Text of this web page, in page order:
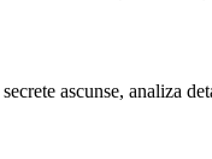
ascunse, analiza